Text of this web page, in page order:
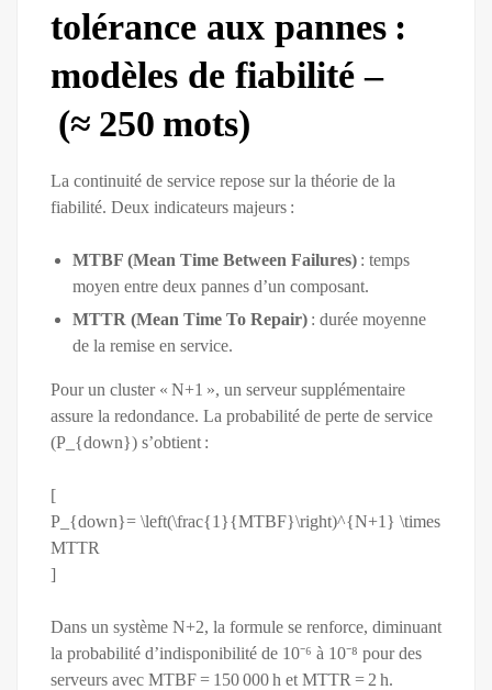
tolérance aux pannes :
modèles de fiabilité –
(≈ 250 mots)
La continuité de service repose sur la théorie de la
fiabilité. Deux indicateurs majeurs :
MTBF (Mean Time Between Failures) : temps
moyen entre deux pannes d’un composant.
MTTR (Mean Time To Repair) : durée moyenne
de la remise en service.
Pour un cluster « N+1 », un serveur supplémentaire
assure la redondance. La probabilité de perte de service
(P_{down}) s’obtient :
[
P_{down}= \left(\frac{1}{MTBF}\right)^{N+1} \times
MTTR
]
Dans un système N+2, la formule se renforce, diminuant
la probabilité d’indisponibilité de 10⁻⁶ à 10⁻⁸ pour des
serveurs avec MTBF = 150 000 h et MTTR = 2 h.